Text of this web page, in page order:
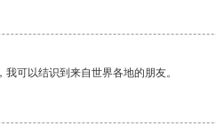
可以结识到来自世界各地的朋友。